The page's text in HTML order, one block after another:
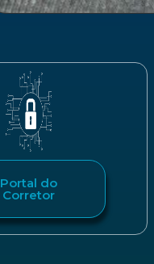
Portal do
Corretor